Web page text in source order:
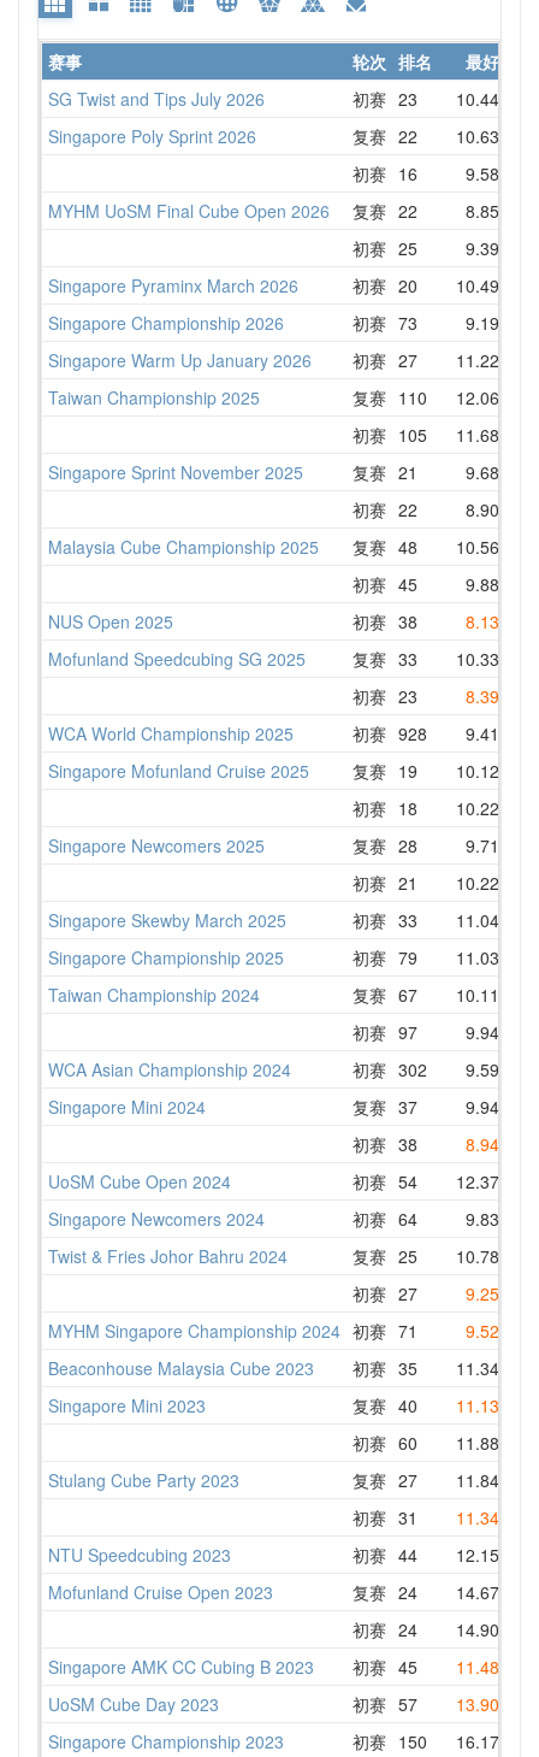
赛事 轮次 排名 最好
SG Twist and Tips July 2026
初赛 23 10.44
Singapore Poly Sprint 2026
复赛 22 10.63
初赛 16 9.58
MYHM UoSM Final Cube Open 2026
复赛 22 8.85
初赛 25 9.39
Singapore Pyraminx March 2026
初赛 20 10.49
Singapore Championship 2026
初赛 73 9.19
Singapore Warm Up January 2026
初赛 27 11.22
Taiwan Championship 2025
复赛 110 12.06
初赛 105 11.68
Singapore Sprint November 2025
复赛 21 9.68
初赛 22 8.90
Malaysia Cube Championship 2025
复赛 48 10.56
初赛 45 9.88
NUS Open 2025
初赛 38 8.13
Mofunland Speedcubing SG 2025
复赛 33 10.33
初赛 23 8.39
WCA World Championship 2025
初赛 928 9.41
Singapore Mofunland Cruise 2025
复赛 19 10.12
初赛 18 10.22
Singapore Newcomers 2025
复赛 28 9.71
初赛 21 10.22
Singapore Skewby March 2025
初赛 33 11.04
Singapore Championship 2025
初赛 79 11.03
Taiwan Championship 2024
复赛 67 10.11
初赛 97 9.94
WCA Asian Championship 2024
初赛 302 9.59
Singapore Mini 2024
复赛 37 9.94
初赛 38 8.94
UoSM Cube Open 2024
初赛 54 12.37
Singapore Newcomers 2024
初赛 64 9.83
Twist & Fries Johor Bahru 2024
复赛 25 10.78
初赛 27 9.25
MYHM Singapore Championship 2024 初赛 71 9.52
Beaconhouse Malaysia Cube 2023
初赛 35 11.34
Singapore Mini 2023
复赛 40 11.13
初赛 60 11.88
Stulang Cube Party 2023
复赛 27 11.84
初赛 31 11.34
NTU Speedcubing 2023
初赛 44 12.15
Mofunland Cruise Open 2023
复赛 24 14.67
初赛 24 14.90
Singapore AMK CC Cubing B 2023
初赛 45 11.48
UoSM Cube Day 2023
初赛 57 13.90
Singapore Championship 2023
初赛 150 16.17